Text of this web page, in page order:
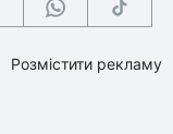
Розмістити рекламу